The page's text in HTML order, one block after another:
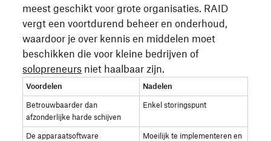
meest geschikt voor grote organisaties. RAID
vergt een voortdurend beheer en onderhoud,
waardoor je over kennis en middelen moet
beschikken die voor kleine bedrijven of
solopreneurs niet haalbaar zijn.
Voordelen Nadelen
Betrouwbaarder dan
afzonderlijke harde schijven
Enkel storingspunt
De apparaatsoftware
Moeilijk te implementeren en